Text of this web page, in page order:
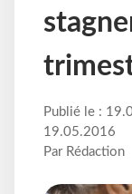
Publié le :
19.05.2016
Par Rédaction